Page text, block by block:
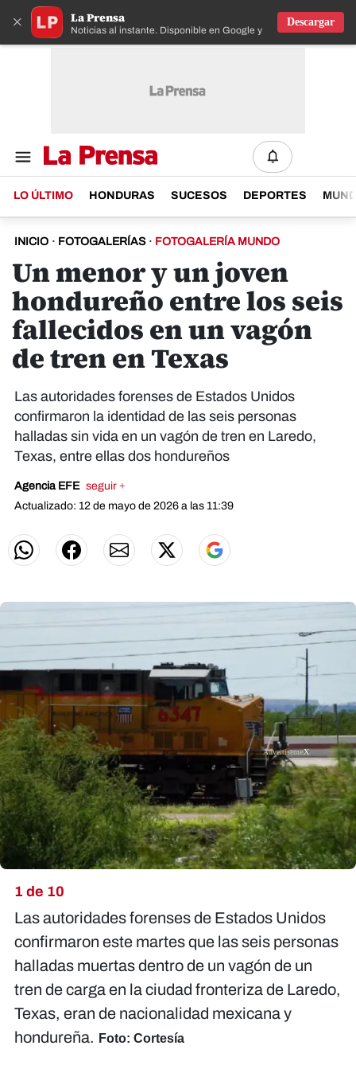
× La Prensa
Noticias al instante. Disponible en Google y IOS
Descargar
LO ÚLTIMO HONDURAS SUCESOS DEPORTES
INICIO · FOTOGALERÍAS · FOTOGALERÍA MUNDO
Un menor y un joven
hondureño entre los seis
fallecidos en un vagón
de tren en Texas
Las autoridades forenses de Estados Unidos
confirmaron la identidad de las seis personas
halladas sin vida en un vagón de tren en Laredo,
Texas, entre ellas dos hondureños
Agencia EFE seguir +
Actualizado: 12 de mayo de 2026 a las 11:39
1 de 10
Las autoridades forenses de Estados Unidos
confirmaron este martes que las seis personas
halladas muertas dentro de un vagón de un
tren de carga en la ciudad fronteriza de Laredo,
Texas, eran de nacionalidad mexicana y
hondureña. Foto: Cortesía
X